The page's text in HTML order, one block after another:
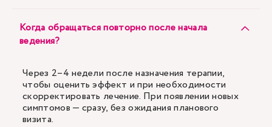
Когда обращаться повторно после начала
ведения?
Через 2–4 недели после назначения терапии,
чтобы оценить эффект и при необходимости
скорректировать лечение. При появлении новых
симптомов — сразу, без ожидания планового
визита.